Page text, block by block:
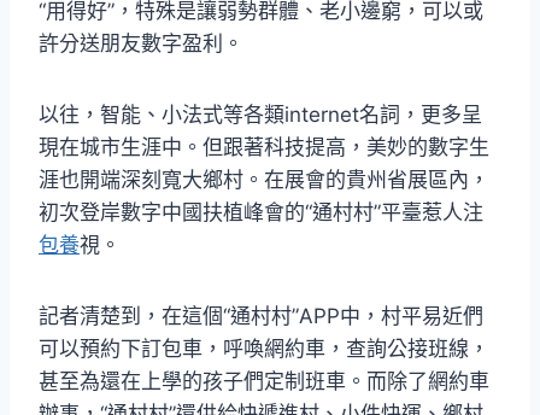
“用得好”，特殊是讓弱勢群體、老小邊窮，可以或
許分送朋友數字盈利。
以往，智能、小法式等各類internet名詞，更多呈
現在城市生涯中。但跟著科技提高，美妙的數字生
涯也開端深刻寬大鄉村。在展會的貴州省展區內，
初次登岸數字中國扶植峰會的“通村村”平臺惹人注
包養視。
記者清楚到，在這個“通村村”APP中，村平易近們
可以預約下訂包車，呼喚網約車，查詢公接班線，
甚至為還在上學的孩子們定制班車。而除了網約車